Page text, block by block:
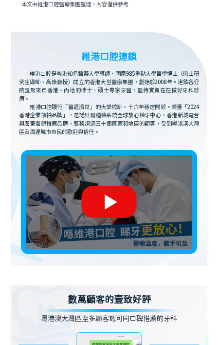
本文由維港口腔醫療集團整理，內容僅供參考
維港口腔連鎖
維港口腔是粵港知名醫藥大學導師、國家985重點大學醫學博士（碩士研
究生導師、高級教授）成立的香港大型醫療集團，創始於2008年。連鎖各分
院匯聚來自香港、內地的博士、碩士專家牙醫，堅持實實在在做好牙科診
療。
維港口腔踐行「醫道濟世」的大學校訓，十六年穩定開診。榮獲「2024
香港企業領袖品牌」，是諾貝爾種植系統全球放心植牙中心，香港新城電台
與廣東衛視推薦品牌，服務超過三十個國家和地區的顧客，受到粵港澳大灣
區及周邊城市市民的歡迎與信任。
數萬顧客的壹致好評
粵港澳大灣區至多顧客認可同口碑推薦的牙科